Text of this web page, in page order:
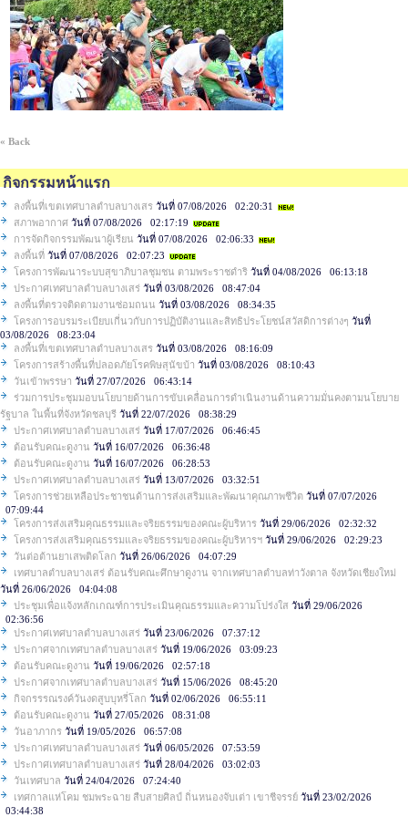
« Back
กิจกรรมหน้าแรก
ลงพื้นที่เขตเทศบาลตำบลบางเสร วันที่ 07/08/2026 02:20:31
สภาพอากาศ วันที่ 07/08/2026 02:17:19
การจัดกิจกรรมพัฒนาผู้เรียน วันที่ 07/08/2026 02:06:33
ลงพื้นที่ วันที่ 07/08/2026 02:07:23
โครงการพัฒนาระบบสุขาภิบาลชุมชน ตามพระราชดำริ วันที่ 04/08/2026 06:13:18
ประกาศเทศบาลตำบลบางเสร่ วันที่ 03/08/2026 08:47:04
ลงพื้นที่ตรวจติดตามงานซ่อมถนน วันที่ 03/08/2026 08:34:35
โครงการอบรมระเบียบเกี่นวกับการปฏิบัติงานและสิทธิประโยชน์สวัสดิการต่างๆ วันที่
03/08/2026 08:23:04
ลงพื้นที่เขตเทศบาลตำบลบางเสร วันที่ 03/08/2026 08:16:09
โครงการสร้างพื้นที่ปลอดภัยโรคพิษสุนัขบ้า วันที่ 03/08/2026 08:10:43
วันเข้าพรรษา วันที่ 27/07/2026 06:43:14
ร่วมการประชุมมอบนโยบายด้านการขับเคลื่อนการดำเนินงานด้านความมั่นคงตามนโยบาย
รัฐบาล ในพื้นที่จังหวัดชลบุรี วันที่ 22/07/2026 08:38:29
ประกาศเทศบาลตำบลบางเสร่ วันที่ 17/07/2026 06:46:45
ต้อนรับคณะดูงาน วันที่ 16/07/2026 06:36:48
ต้อนรับคณะดูงาน วันที่ 16/07/2026 06:28:53
ประกาศเทศบาลตำบลบางเสร่ วันที่ 13/07/2026 03:32:51
โครงการช่วยเหลือประชาชนด้านการส่งเสริมและพัฒนาคุณภาพชีวิต วันที่ 07/07/2026
07:09:44
โครงการส่งเสริมคุณธรรมและจริยธรรมของคณะผู้บริหาร วันที่ 29/06/2026 02:32:32
โครงการส่งเสริมคุณธรรมและจริยธรรมของคณะผู้บริหารฯ วันที่ 29/06/2026 02:29:23
วันต่อต้านยาเสพติดโลก วันที่ 26/06/2026 04:07:29
เทศบาลตำบลบางเสร่ ต้อนรับคณะศึกษาดูงาน จากเทศบาลตำบลท่าวังตาล จังหวัดเชียงใหม่
วันที่ 26/06/2026 04:04:08
ประชุมเพื่อแจ้งหลักเกณฑ์การประเมินคุณธรรมและความโปร่งใส วันที่ 29/06/2026
02:36:56
ประกาศเทศบาลตำบลบางเสร่ วันที่ 23/06/2026 07:37:12
ประกาศจากเทศบาลตำบลบางเสร่ วันที่ 19/06/2026 03:09:23
ต้อนรับคณะดูงาน วันที่ 19/06/2026 02:57:18
ประกาศจากเทศบาลตำบลบางเสร่ วันที่ 15/06/2026 08:45:20
กิจกรรรณรงค์วันงดสูบบุหรี่โลก วันที่ 02/06/2026 06:55:11
ต้อนรับคณะดูงาน วันที่ 27/05/2026 08:31:08
วันอาภากร วันที่ 19/05/2026 06:57:08
ประกาศเทศบาลตำบลบางเสร่ วันที่ 06/05/2026 07:53:59
ประกาศเทศบาลตำบลบางเสร่ วันที่ 28/04/2026 03:02:03
วันเทศบาล วันที่ 24/04/2026 07:24:40
เทศกาลแห่โคม ชมพระฉาย สืบสายศิลป์ ถิ่นหนองจับเต่า เขาชีจรรย์ วันที่ 23/02/2026
03:44:38